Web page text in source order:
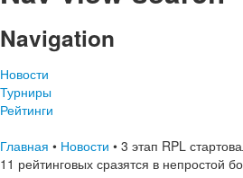
Navigation
Новости
Турниры
Рейтинги
Главная • Новости • 3 этап RPL
11 рейтинговых сразятся в непростой